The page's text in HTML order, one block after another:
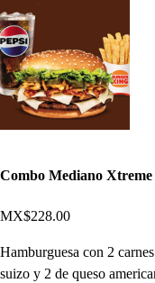
Combo Mediano Xtreme
MX$228.00
Hamburguesa con 2
suizo y 2 de queso